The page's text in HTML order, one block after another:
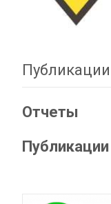
Публикации
Отчеты
Публикации